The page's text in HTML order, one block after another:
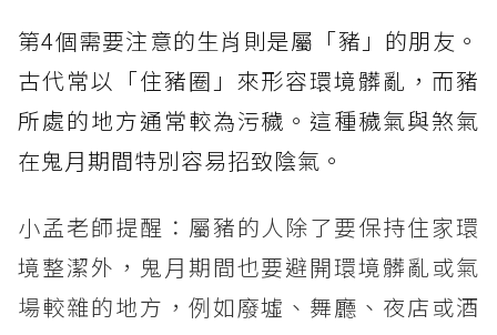
第4個需要注意的生肖則是屬「豬」的朋友。
古代常以「住豬圈」來形容環境髒亂，而豬
所處的地方通常較為污穢。這種穢氣與煞氣
在鬼月期間特別容易招致陰氣。
小孟老師提醒：屬豬的人除了要保持住家環
境整潔外，鬼月期間也要避開環境髒亂或氣
場較雜的地方，例如廢墟、舞廳、夜店或酒